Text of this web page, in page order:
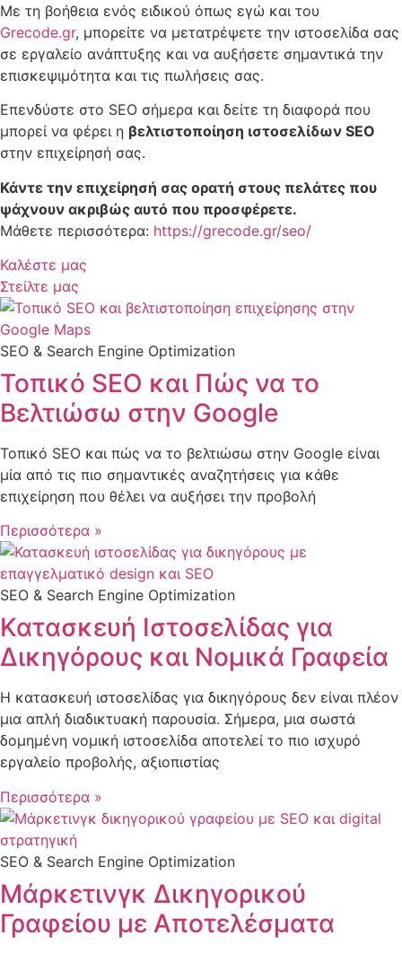
Με τη βοήθεια ενός ειδικού όπως εγώ και του
Grecode.gr, μπορείτε να μετατρέψετε την ιστοσελίδα σας
σε εργαλείο ανάπτυξης και να αυξήσετε σημαντικά την
επισκεψιμότητα και τις πωλήσεις σας.
Επενδύστε στο SEO σήμερα και δείτε τη διαφορά που
μπορεί να φέρει η βελτιστοποίηση ιστοσελίδων SEO
στην επιχείρησή σας.
Κάντε την επιχείρησή σας ορατή στους πελάτες που
ψάχνουν ακριβώς αυτό που προσφέρετε.
Μάθετε περισσότερα: https://grecode.gr/seo/
Καλέστε μας
Στείλτε μας
SEO & Search Engine Optimization
Τοπικό SEO και Πώς να το
Βελτιώσω στην Google
Τοπικό SEO και πώς να το βελτιώσω στην Google είναι
μία από τις πιο σημαντικές αναζητήσεις για κάθε
επιχείρηση που θέλει να αυξήσει την προβολή
Περισσότερα »
SEO & Search Engine Optimization
Κατασκευή Ιστοσελίδας για
Δικηγόρους και Νομικά Γραφεία
Η κατασκευή ιστοσελίδας για δικηγόρους δεν είναι πλέον
μια απλή διαδικτυακή παρουσία. Σήμερα, μια σωστά
δομημένη νομική ιστοσελίδα αποτελεί το πιο ισχυρό
εργαλείο προβολής, αξιοπιστίας
Περισσότερα »
SEO & Search Engine Optimization
Μάρκετινγκ Δικηγορικού
Γραφείου με Αποτελέσματα